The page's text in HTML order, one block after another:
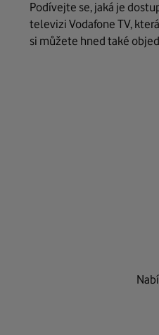
Podívejte se, jaká je
televizi Vodafone TV,
si můžete hned také